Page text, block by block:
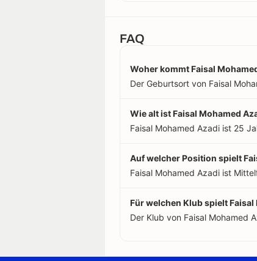
FAQ
Woher kommt Faisal
Der Geburtsort von Faisal
Wie alt ist Faisal Mohamed
Faisal Mohamed Azadi ist 25
Auf welcher Position spielt
Faisal Mohamed Azadi ist
Für welchen Klub spielt Faisal
Der Klub von Faisal Mohamed